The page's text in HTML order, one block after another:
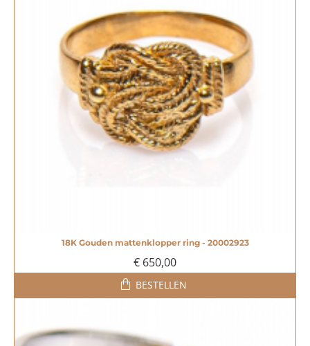
18K Gouden mattenklopper ring - 20002923
€ 650,00
BESTELLEN